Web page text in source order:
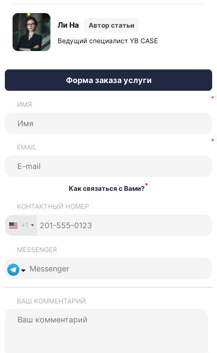
так как закон защищает только номинального владельца.
Ли На
Автор статьи
Ведущий специалист YB CASE
Форма заказа услуги
ИМЯ
EMAIL
Как связаться с Вами?*
КОНТАКТНЫЙ НОМЕР
+1
MESSENGER
ВАШ КОММЕНТАРИЙ